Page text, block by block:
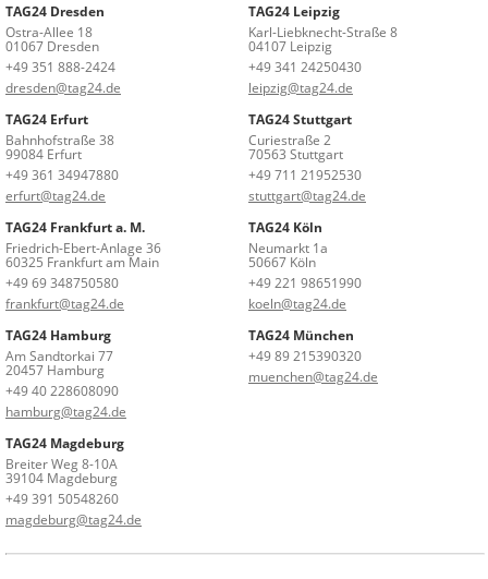
TAG24 Dresden
Ostra-Allee 18
01067 Dresden
+49 351 888-2424
dresden@tag24.de
TAG24 Leipzig
Karl-Liebknecht-Straße 8
04107 Leipzig
+49 341 24250430
leipzig@tag24.de
TAG24 Erfurt
Bahnhofstraße 38
99084 Erfurt
+49 361 34947880
erfurt@tag24.de
TAG24 Stuttgart
Curiestraße 2
70563 Stuttgart
+49 711 21952530
stuttgart@tag24.de
TAG24 Frankfurt a. M.
Friedrich-Ebert-Anlage 36
60325 Frankfurt am Main
+49 69 348750580
frankfurt@tag24.de
TAG24 Köln
Neumarkt 1a
50667 Köln
+49 221 98651990
koeln@tag24.de
TAG24 Hamburg
Am Sandtorkai 77
20457 Hamburg
+49 40 228608090
hamburg@tag24.de
TAG24 München
+49 89 215390320
muenchen@tag24.de
TAG24 Magdeburg
Breiter Weg 8-10A
39104 Magdeburg
+49 391 50548260
magdeburg@tag24.de